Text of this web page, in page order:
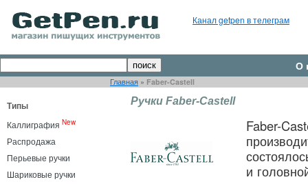
Канал getpen в телеграм
О
Главная » Faber-Castell
Типы
Каллиграфия New
Распродажа
Перьевые ручки
Шариковые ручки
Ручки Faber-Castell
Faber-
и